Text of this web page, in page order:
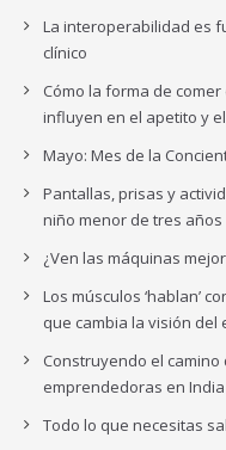
La interoperabilidad es
clínico
Cómo la forma de
influyen en el apetito y
Mayo: Mes de la
Pantallas, prisas y
niño menor de tres años
¿Ven las máquinas
Los músculos ‘hablan’
que cambia la visión del
Construyendo el
emprendedoras en India
Todo lo que necesitas